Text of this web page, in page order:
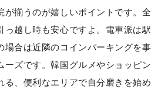
が揃うのが嬉しいポイントです。全
っ越し時も安心ですよ。電車派は駅
場合は近隣のコインパーキングを事
ーズです。韓国グルメやショッピン
る、便利なエリアで自分磨きを始め